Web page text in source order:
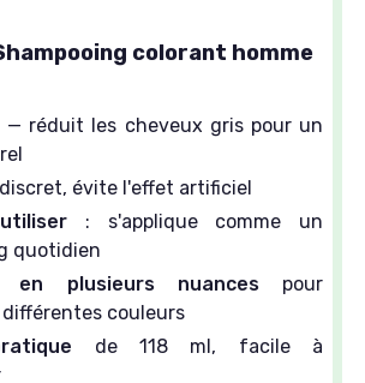
colorant homme
— réduit les cheveux gris pour un
évite l'effet artificiel
: s'applique comme un
quotidien
en plusieurs nuancespour
couleurs
de 118 ml, facile à